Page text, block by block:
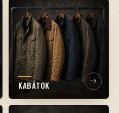
KABÁTOK